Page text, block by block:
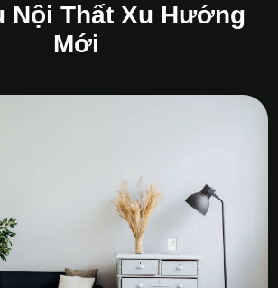
Nội Thất Xu Hướng
Mới